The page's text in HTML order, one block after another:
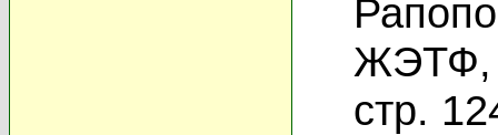
ЖЭТФ,
стр.